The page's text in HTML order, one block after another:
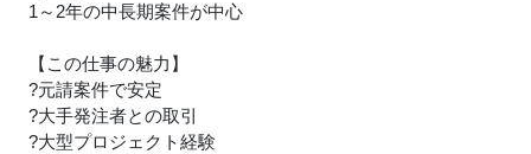
1～2年の中長期案件が中心
【この仕事の魅力】
?元請案件で安定
?大手発注者との取引
?大型プロジェクト経験